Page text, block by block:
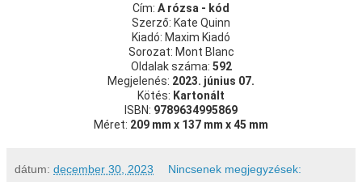
Cím: A rózsa - kód
Szerző: Kate Quinn
Kiadó: Maxim Kiadó
Sorozat: Mont Blanc
Oldalak száma: 592
Megjelenés: 2023. június 07.
Kötés: Kartonált
ISBN: 9789634995869
Méret: 209 mm x 137 mm x 45 mm
dátum: december 30, 2023 Nincsenek megjegyzések: